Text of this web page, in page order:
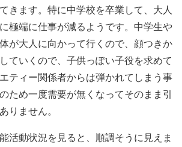
きます。特に中学校を卒業して、大人
極端に仕事が減るようです。中学生や
が大人に向かって行くので、顔つきか
ていくので、子供っぽい子役を求めて
ティー関係者からは弾かれてしまう事
ため一度需要が無くなってそのまま引
りません。
活動状況を見ると、順調そうに見えま